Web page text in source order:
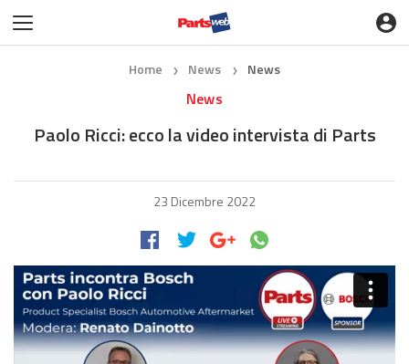
Home ❯ News ❯ News
News
Paolo Ricci: ecco la video intervista di Parts
23 Dicembre 2022